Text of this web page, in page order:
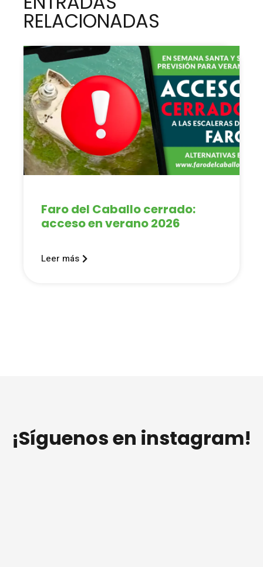
RELACIONADAS
Faro del Caballo cerrado:
acceso en verano 2026
Leer más
¡Síguenos en instagram!